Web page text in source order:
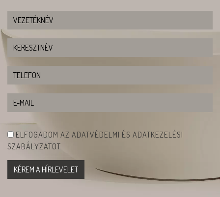
ELFOGADOM AZ ADATVÉDELMI ÉS ADATKEZELÉSI
SZABÁLYZATOT